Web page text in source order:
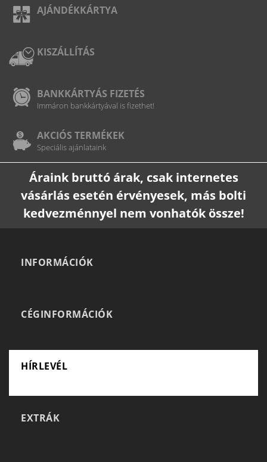
AJÁNDÉKKÁRTYA
KISZÁLLÍTÁS
BANKKÁRTYÁS FIZETÉS
Immáron bankkártyával is fizethet!
AKCIÓS TERMÉKEK
Speciális ajánlataink
Áraink bruttó árak, csak internetes
vásárlás esetén érvényesek, más bolti
kedvezménnyel nem vonhatók össze!
INFORMÁCIÓK
CÉGINFORMÁCIÓK
HÍRLEVÉL
EXTRÁK